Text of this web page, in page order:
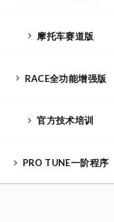
摩托车赛道版
RACE全功能增强版
官方技术培训
PRO TUNE一阶程序